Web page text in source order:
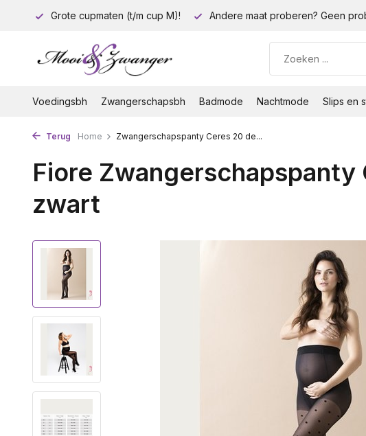
Grote cupmaten (t/m cup M)! Andere maat proberen? Geen
Voedingsbh Zwangerschapsbh Badmode Nachtmode Slips en
Terug Home Zwangerschapspanty Ceres 20 de...
Fiore Zwangerschapspanty
zwart